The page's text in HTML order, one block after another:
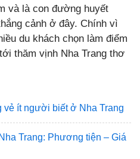
và là con đường huyết
cảnh ở đây. Chính vì
du khách chọn làm điểm
thăm vịnh Nha Trang thơ
vẻ ít người biết ở Nha Trang
Trang: Phương tiện – Giá